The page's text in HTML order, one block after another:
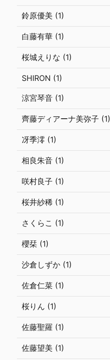
鈴原優美 (1)
白藤有華 (1)
桜城えりな (1)
SHIRON (1)
涼宮琴音 (1)
齊藤ディアーナ美弥子 (1)
冴季澪 (1)
相良朱音 (1)
咲村良子 (1)
桜井紗稀 (1)
さくらこ (1)
櫻栞 (1)
沙倉しずか (1)
佐倉仁菜 (1)
桜りん (1)
佐藤聖羅 (1)
佐藤望美 (1)